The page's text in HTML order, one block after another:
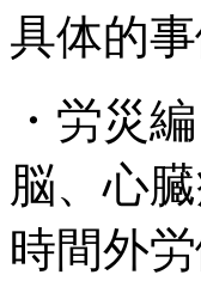
具体的
・労災編
脳、心
時間外